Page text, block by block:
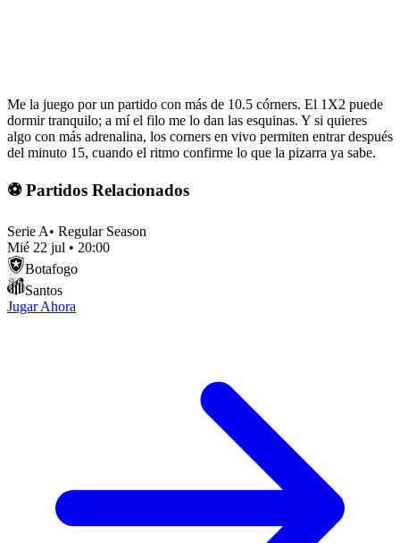
Me la juego por un partido con más de 10.5 córners. El 1X2 puede
dormir tranquilo; a mí el filo me lo dan las esquinas. Y si quieres
algo con más adrenalina, los corners en vivo permiten entrar después
del minuto 15, cuando el ritmo confirme lo que la pizarra ya sabe.
⚽ Partidos Relacionados
Serie A• Regular Season
Mié 22 jul • 20:00
Botafogo
Santos
Jugar Ahora